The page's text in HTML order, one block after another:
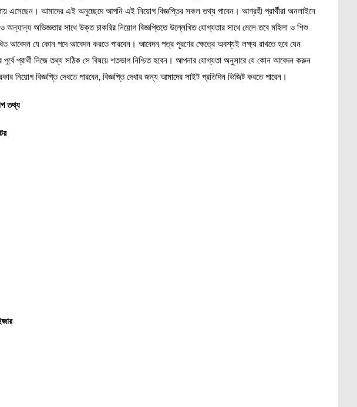
এসেছেন। আমাদের এই অনুচ্ছেদে আপনি এই নিয়োগ বিজ্ঞপ্তির সকল তথ্য পাবেন। আগ্রহী প্রার্থীরা অনলাইনে
অভিজ্ঞতার সাথে উক্ত চাকরির নিয়োগ বিজ্ঞপ্তিতে উল্লেখিত যোগ্যতার সাথে মেলে তবে মহিলা ও শিশু
আবেদন যে কোন পদে আবেদন করতে পারবেন। আবেদন পত্র পূরণের ক্ষেত্রে অবশ্যই লক্ষ্য রাখতে হবে যেন
প্রার্থী নিজে তথ্য সঠিক সে বিষয়ে শতভাগ নিশ্চিত হবেন। আপনার যোগ্যতা অনুসারে যে কোন আবেদন করুন
নিয়োগ বিজ্ঞপ্তি দেখতে পারবেন, বিজ্ঞপ্তি দেখার জন্য আমাদের সাইট প্রতিদিন ভিজিট করতে পারেন।
তথ্য